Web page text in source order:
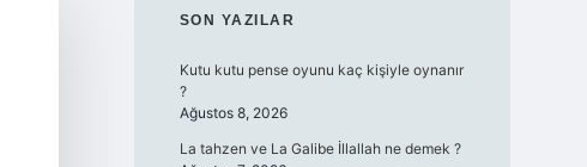
SIDEBAR
SON YAZILAR
Kutu kutu pense oyunu kaç kişiyle oynanır
?
Ağustos 8, 2026
La tahzen ve La Galibe İllallah ne demek ?